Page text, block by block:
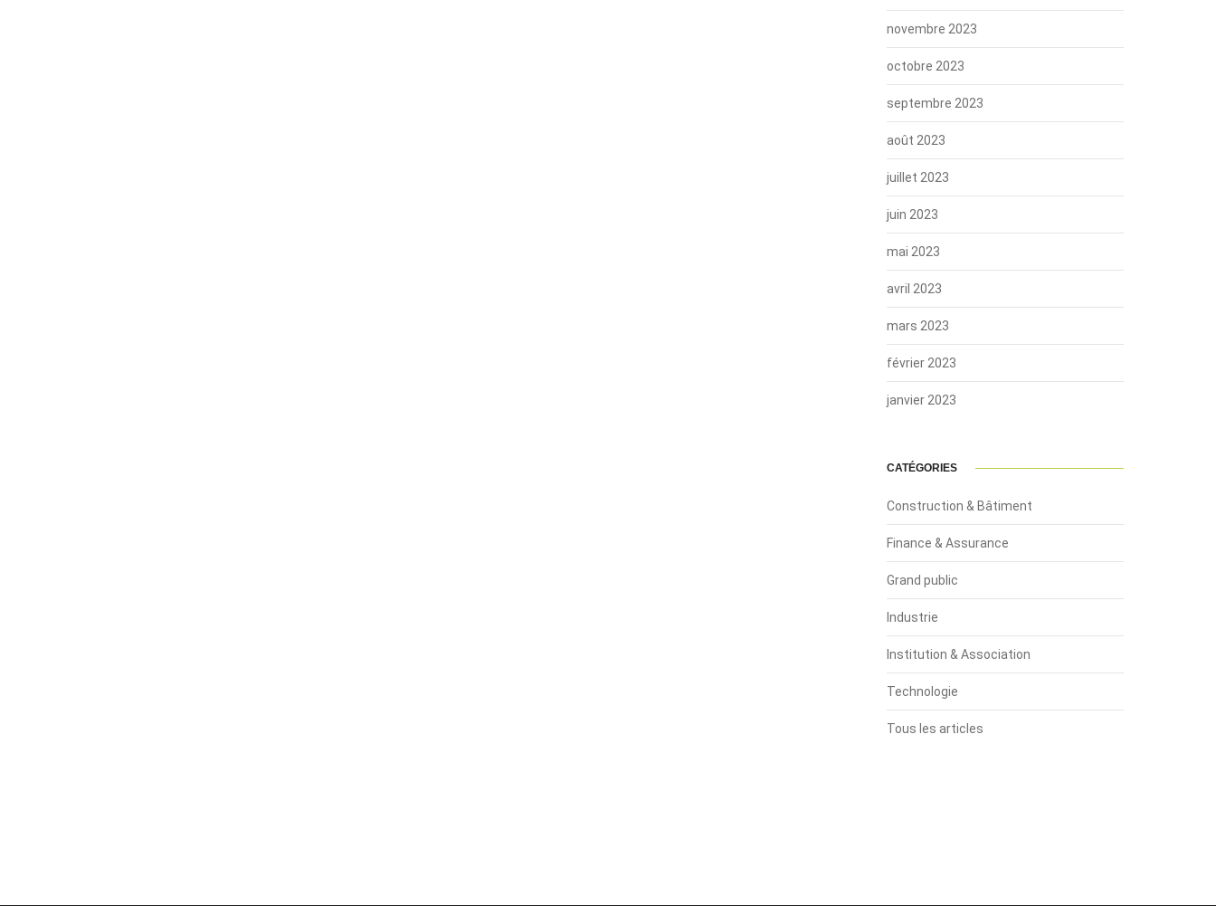
novembre 2023
octobre 2023
septembre 2023
août 2023
juillet 2023
juin 2023
mai 2023
avril 2023
mars 2023
février 2023
janvier 2023
CATÉGORIES
Construction & Bâtiment
Finance & Assurance
Grand public
Industrie
Institution & Association
Technologie
Tous les articles